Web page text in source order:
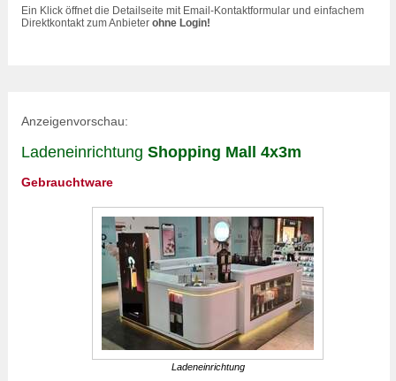
Ein Klick öffnet die Detailseite mit Email-Kontaktformular und einfachem
Direktkontakt zum Anbieter ohne Login!
Anzeigenvorschau:
Ladeneinrichtung Shopping Mall 4x3m
Gebrauchtware
Ladeneinrichtung